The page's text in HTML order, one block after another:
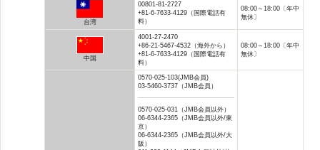
台湾
00801-81-2727
+81-6-7633-4129（国際電話有
料）
08:00～18:00〔年中
無休〕
中国
4001-27-2470
+86-21-5467-4532（海外から）
+81-6-7633-4129（国際電話有
料）
08:00～18:00〔年中
無休〕
0570-025-103(JMB会員)
03-5460-3737（JMB会員）
0570-025-031（JMB会員以外）
06-6344-2365（JMB会員以外/東
京）
06-6344-2365（JMB会員以外/大
阪）